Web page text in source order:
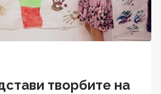
творбите на